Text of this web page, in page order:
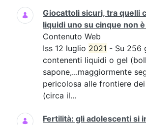
Giocattoli sicuri, tra quelli
liquidi uno su cinque non
Contenuto Web
Iss 12 luglio 2021 - Su 256
contenenti liquidi o gel
sapone,...maggiormente
pericolosa alle frontiere
(circa il...
Fertilità: gli adolescenti si